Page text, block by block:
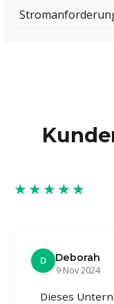
★★★★★
D
Deborah
9 Nov 2024
Dieses